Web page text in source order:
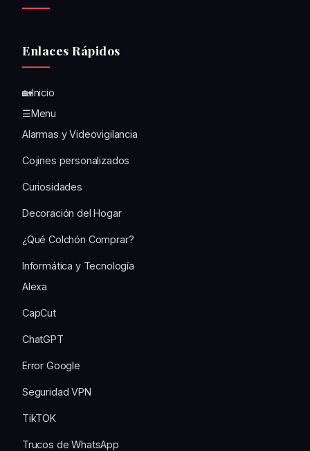
Enlaces Rápidos
🏡Inicio
☰Menu
Alarmas y Videovigilancia
Cojines personalizados
Curiosidades
Decoración del Hogar
¿Qué Colchón Comprar?
Informática y Tecnología
Alexa
CapCut
ChatGPT
Error Google
Seguridad VPN
TikTOK
Trucos de WhatsApp